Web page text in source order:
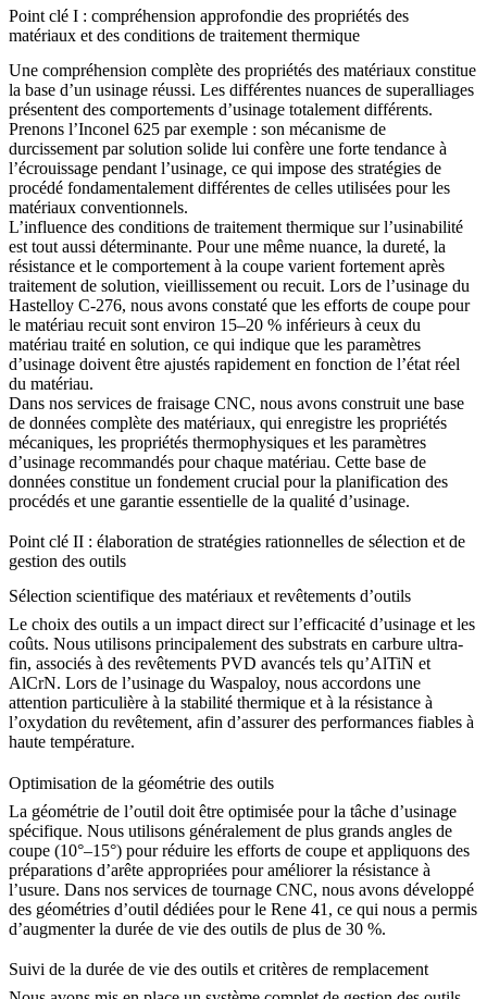
Point clé I : compréhension approfondie des propriétés des
matériaux et des conditions de traitement thermique
Une compréhension complète des propriétés des matériaux constitue
la base d’un usinage réussi. Les différentes nuances de superalliages
présentent des comportements d’usinage totalement différents.
Prenons l’Inconel 625 par exemple : son mécanisme de
durcissement par solution solide lui confère une forte tendance à
l’écrouissage pendant l’usinage, ce qui impose des stratégies de
procédé fondamentalement différentes de celles utilisées pour les
matériaux conventionnels.
L’influence des conditions de traitement thermique sur l’usinabilité
est tout aussi déterminante. Pour une même nuance, la dureté, la
résistance et le comportement à la coupe varient fortement après
traitement de solution, vieillissement ou recuit. Lors de l’usinage du
Hastelloy C-276, nous avons constaté que les efforts de coupe pour
le matériau recuit sont environ 15–20 % inférieurs à ceux du
matériau traité en solution, ce qui indique que les paramètres
d’usinage doivent être ajustés rapidement en fonction de l’état réel
du matériau.
Dans nos services de fraisage CNC, nous avons construit une base
de données complète des matériaux, qui enregistre les propriétés
mécaniques, les propriétés thermophysiques et les paramètres
d’usinage recommandés pour chaque matériau. Cette base de
données constitue un fondement crucial pour la planification des
procédés et une garantie essentielle de la qualité d’usinage.
Point clé II : élaboration de stratégies rationnelles de sélection et de
gestion des outils
Sélection scientifique des matériaux et revêtements d’outils
Le choix des outils a un impact direct sur l’efficacité d’usinage et les
coûts. Nous utilisons principalement des substrats en carbure ultra-
fin, associés à des revêtements PVD avancés tels qu’AlTiN et
AlCrN. Lors de l’usinage du Waspaloy, nous accordons une
attention particulière à la stabilité thermique et à la résistance à
l’oxydation du revêtement, afin d’assurer des performances fiables à
haute température.
Optimisation de la géométrie des outils
La géométrie de l’outil doit être optimisée pour la tâche d’usinage
spécifique. Nous utilisons généralement de plus grands angles de
coupe (10°–15°) pour réduire les efforts de coupe et appliquons des
préparations d’arête appropriées pour améliorer la résistance à
l’usure. Dans nos services de tournage CNC, nous avons développé
des géométries d’outil dédiées pour le Rene 41 , ce qui nous a permis
d’augmenter la durée de vie des outils de plus de 30 %.
Suivi de la durée de vie des outils et critères de remplacement